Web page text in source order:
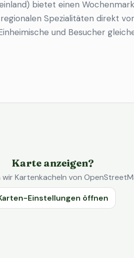
bietet einen
Spezialitäten direkt
und Besucher
Karte anzeigen?
Kartenkacheln von
Einstellungen öffnen